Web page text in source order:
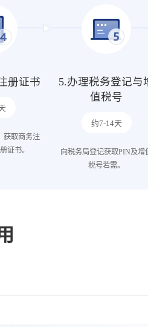
册证书
获取商务注
证书。
5.办理税务登记与
值税号
约7-14天
向税务局登记获取PIN及增
税号若需。